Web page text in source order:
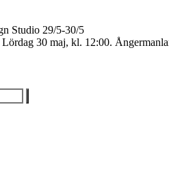
Studio 29/5-30/5
30 maj, kl. 12:00.